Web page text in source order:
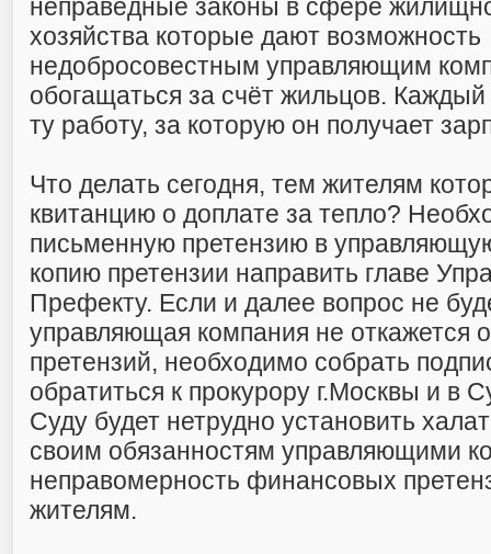
неправедные законы в сфере
хозяйства которые дают возможность
недобросовестным управляющим
обогащаться за счёт жильцов.
ту работу, за которую он получает
Что делать сегодня, тем жителям
квитанцию о доплате за тепло?
письменную претензию в
копию претензии направить главе
Префекту. Если и далее вопрос не
управляющая компания не откажется
претензий, необходимо собрать
обратиться к прокурору г.Москвы и в
Суду будет нетрудно установить
своим обязанностям управляющими
неправомерность финансовых
жителям.